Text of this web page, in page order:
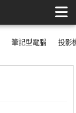
筆記型電腦 投影